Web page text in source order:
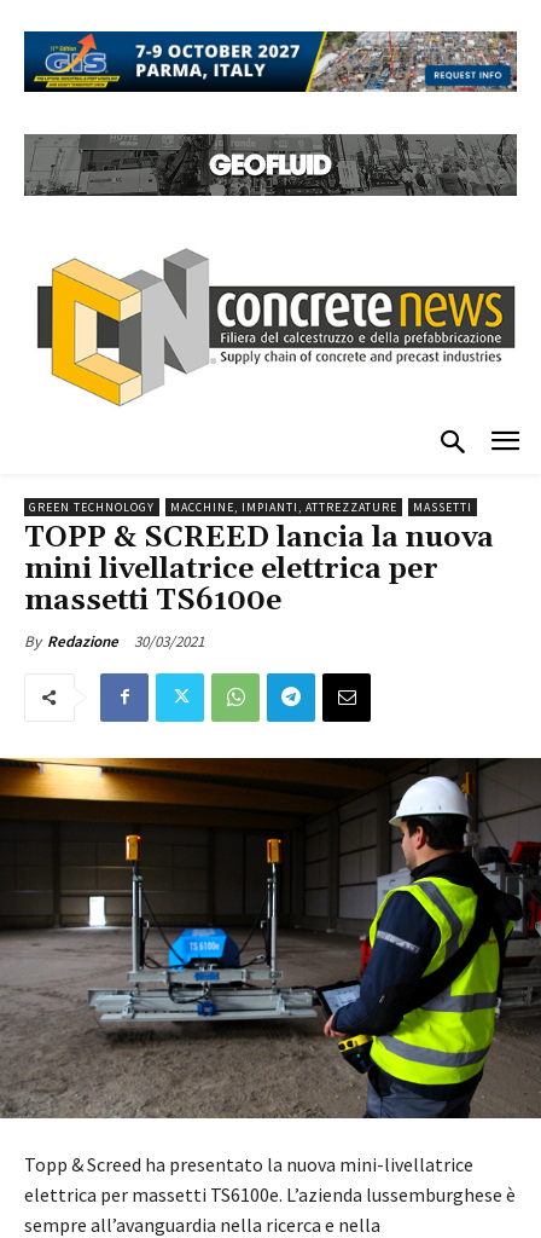
GREEN TECHNOLOGY MACCHINE, IMPIANTI, ATTREZZATURE MASSETTI
TOPP & SCREED lancia la nuova
mini livellatrice elettrica per
massetti TS6100e
By Redazione 30/03/2021
Topp & Screed ha presentato la nuova mini-livellatrice
elettrica per massetti TS6100e. L’azienda lussemburghese è
sempre all’avanguardia nella ricerca e nella